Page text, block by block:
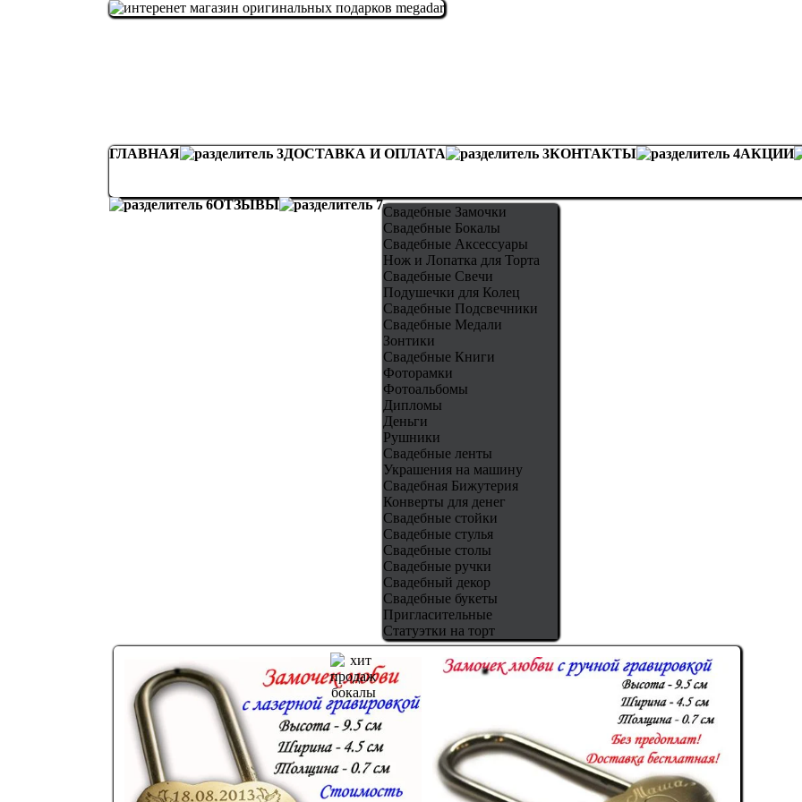
ГЛАВНАЯ ДОСТАВКА И ОПЛАТА КОНТАКТЫ АКЦИИ
ОТЗЫВЫ
Свадебные Замочки
Свадебные Бокалы
Свадебные Аксессуары
Нож и Лопатка для Торта
Свадебные Свечи
Подушечки для Колец
Свадебные Подсвечники
Свадебные Медали
Зонтики
Свадебные Книги
Фоторамки
Фотоальбомы
Дипломы
Деньги
Рушники
Свадебные ленты
Украшения на машину
Свадебная Бижутерия
Конверты для денег
Свадебные стойки
Свадебные стулья
Свадебные столы
Свадебные ручки
Свадебный декор
Свадебные букеты
Пригласительные
Статуэтки на торт